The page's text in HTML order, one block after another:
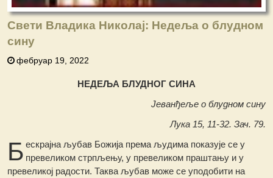
Свети Владика Николај: Недеља o блудном
сину
фебруар 19, 2022
НЕДЕЉА БЛУДНОГ СИНА
Јеванђеље о блудном сину
Лука 15, 11-32. Зач. 79.
Б ескрајна љубав Божија према људима показује се у
превеликом стрпљењу, у превеликом праштању и у
превеликој радости. Таква љубав може се уподобити на